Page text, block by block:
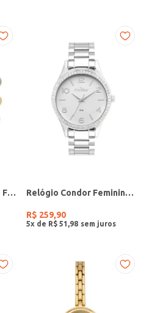
Kit Relógio + Acessório Feminino DOURADO Relógio Condor Feminino PRATA
R$ 259,90
5x de R$ 51 98